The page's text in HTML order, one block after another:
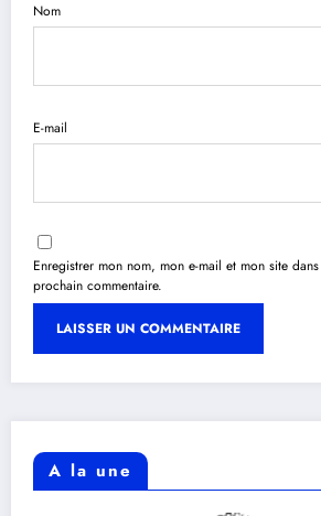
Nom
E-mail
Enregistrer mon nom, mon e-mail et mon site
prochain commentaire.
A la une